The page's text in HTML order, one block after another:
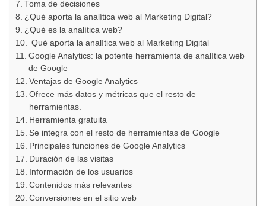
Toma de decisiones
¿Qué aporta la analítica web al Marketing Digital?
¿Qué es la analítica web?
Qué aporta la analítica web al Marketing Digital
Google Analytics: la potente herramienta de analítica web
de Google
Ventajas de Google Analytics
Ofrece más datos y métricas que el resto de
herramientas.
Herramienta gratuita
Se integra con el resto de herramientas de Google
Principales funciones de Google Analytics
Duración de las visitas
Información de los usuarios
Contenidos más relevantes
Conversiones en el sitio web